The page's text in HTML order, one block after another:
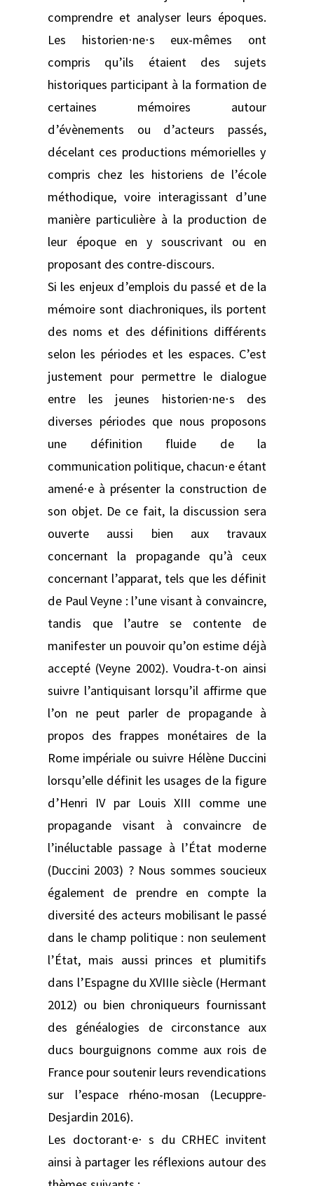
comprendre et analyser leurs époques.
Les historien⋅ne⋅s eux-mêmes ont
compris qu’ils étaient des sujets
historiques participant à la formation de
certaines mémoires autour
d’évènements ou d’acteurs passés,
décelant ces productions mémorielles y
compris chez les historiens de l’école
méthodique, voire interagissant d’une
manière particulière à la production de
leur époque en y souscrivant ou en
proposant des contre-discours.
Si les enjeux d’emplois du passé et de la
mémoire sont diachroniques, ils portent
des noms et des définitions différents
selon les périodes et les espaces. C’est
justement pour permettre le dialogue
entre les jeunes historien⋅ne⋅s des
diverses périodes que nous proposons
une définition fluide de la
communication politique, chacun⋅e étant
amené⋅e à présenter la construction de
son objet. De ce fait, la discussion sera
ouverte aussi bien aux travaux
concernant la propagande qu’à ceux
concernant l’apparat, tels que les définit
de Paul Veyne : l’une visant à convaincre,
tandis que l’autre se contente de
manifester un pouvoir qu’on estime déjà
accepté (Veyne 2002). Voudra-t-on ainsi
suivre l’antiquisant lorsqu’il affirme que
l’on ne peut parler de propagande à
propos des frappes monétaires de la
Rome impériale ou suivre Hélène Duccini
lorsqu’elle définit les usages de la figure
d’Henri IV par Louis XIII comme une
propagande visant à convaincre de
l’inéluctable passage à l’État moderne
(Duccini 2003) ? Nous sommes soucieux
également de prendre en compte la
diversité des acteurs mobilisant le passé
dans le champ politique : non seulement
l’État, mais aussi princes et plumitifs
dans l’Espagne du XVIIIe siècle (Hermant
2012) ou bien chroniqueurs fournissant
des généalogies de circonstance aux
ducs bourguignons comme aux rois de
France pour soutenir leurs revendications
sur l’espace rhéno-mosan (Lecuppre-
Desjardin 2016).
Les doctorant⋅e⋅ s du CRHEC invitent
ainsi à partager les réflexions autour des